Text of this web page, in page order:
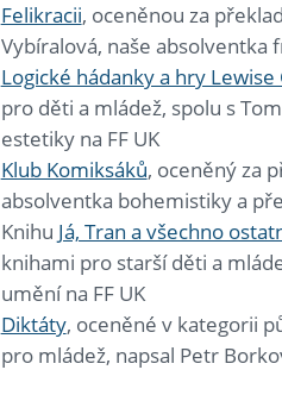
Felikracii, oceněnou za
Vybíralová, naše absolventka
Logické hádanky a hry Lewise
pro děti a mládež, spolu s
estetiky na FF UK
Klub Komiksáků, oceněný za
absolventka bohemistiky a
Knihu Já, Tran a všechno
knihami pro starší děti a
umění na FF UK
Diktáty, oceněné v kategorii
pro mládež, napsal Petr